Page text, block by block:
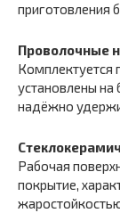
приготовления
Проволочные
установлены на
надёжно
Рабочая
покрытие,